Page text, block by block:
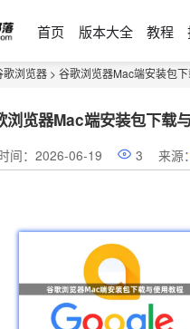
首页 版本大全 教程
歌浏览器 > 谷歌浏览器Mac端安装包
浏览器Mac端安装包下载
间：2026-06-19 3 来源：